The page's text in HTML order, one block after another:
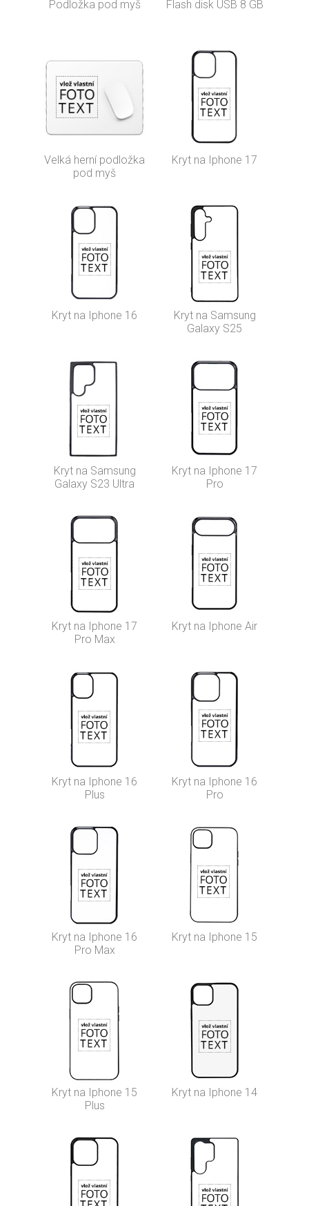
Podložka pod myš Flash disk USB 8 GB
Velká herní podložka
pod myš
Kryt na Iphone 17
Kryt na Iphone 16
Kryt na Samsung
Galaxy S25
Kryt na Samsung
Galaxy S23 Ultra
Kryt na Iphone 17
Pro
Kryt na Iphone 17
Pro Max
Kryt na Iphone Air
Kryt na Iphone 16
Plus
Kryt na Iphone 16
Pro
Kryt na Iphone 16
Pro Max
Kryt na Iphone 15
Kryt na Iphone 15
Plus
Kryt na Iphone 14